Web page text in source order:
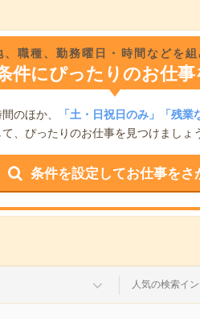
、職種、勤務曜日・時間などを
件にぴったりのお仕
のほか、 「土・日祝日のみ」「残業
、ぴったりのお仕事を見つけましょ
条件を設定してお仕事をさ
人気の検索イ